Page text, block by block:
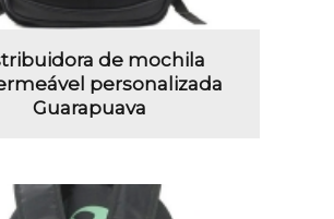
de mochila
personalizada
Guarapuava